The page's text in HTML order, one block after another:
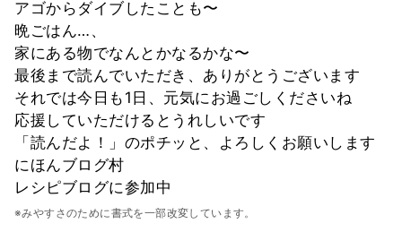
アゴからダイブしたことも〜
晩ごはん…、
家にある物でなんとかなるかな〜
最後まで読んでいただき、ありがとうございます
それでは今日も1日、元気にお過ごしくださいね
応援していただけるとうれしいです
「読んだよ！」のポチッと、よろしくお願いします
にほんブログ村
レシピブログに参加中
※みやすさのために書式を一部改変しています。